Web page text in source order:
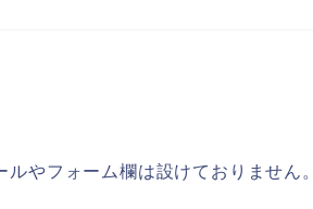
やフォーム欄は設けておりません。